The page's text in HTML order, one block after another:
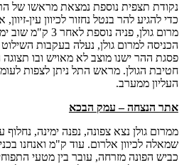
נקודת תצפית נוספת נמצאת מראשו של הר
כדי להגיע להר בנטל נחזור לכיוון עין-
מרום גולן, פניה
הכניסה למרום גולן, נעלה בעקבות
פסגת ההר ישנו מוצב לא מאויש ובו
חטיבת הגולן. מראש התל ניתן לצפות
העליון ממערב.
אתר הנצחה – עמק הבכא
ממרום גולן נצא צפונה, נפנה ימינה, נחלוף
שמאלה לכיוון אלרום. עוד ק"מ ואנחנו
כביש הפונה מזרחה, עובר בין מטעי